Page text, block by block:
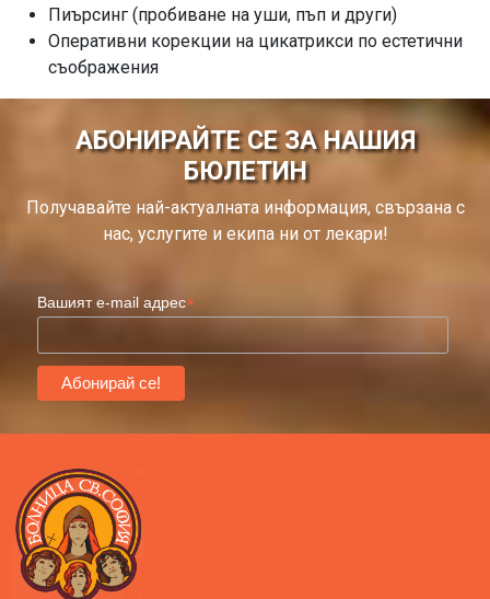
Пиърсинг (пробиване на уши, пъп и други)
Оперативни корекции на цикатрикси по естетични
съображения
АБОНИРАЙТЕ СЕ ЗА НАШИЯ
БЮЛЕТИН
Получавайте най-актуалната информация, свързана с
нас, услугите и екипа ни от лекари!
Вашият e-mail адрес*